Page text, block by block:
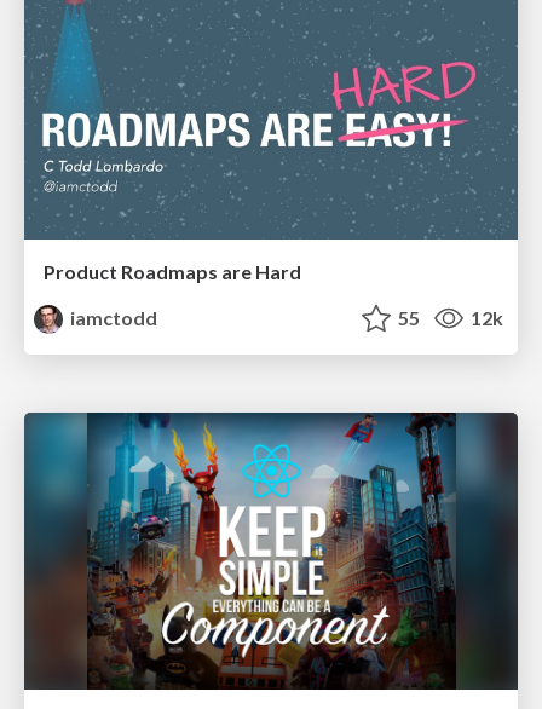
Product Roadmaps are Hard
iamctodd
55 12k